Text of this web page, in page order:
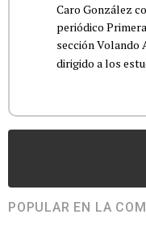
Caro González
periódico
sección Volando
dirigido a los
POPULAR EN LA